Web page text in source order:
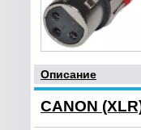
Описание
CANON